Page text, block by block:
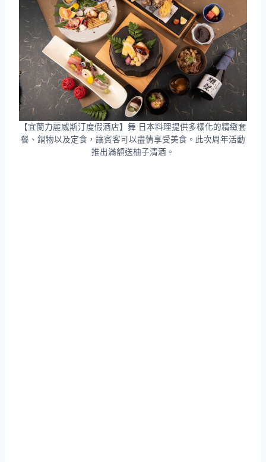
【宜蘭力麗威斯汀度假酒店】舞 日本料理提供多樣化的精緻套
餐、鍋物以及定食，讓賓客可以盡情享受美食。此次周年活動
推出滿額送柚子清酒。